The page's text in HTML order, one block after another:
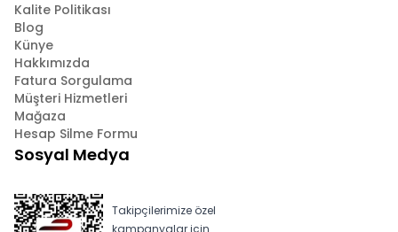
Kalite Politikası
Blog
Künye
Hakkımızda
Fatura Sorgulama
Müşteri Hizmetleri
Mağaza
Hesap Silme Formu
Sosyal Medya
Takipçilerimize özel
kampanyalar için